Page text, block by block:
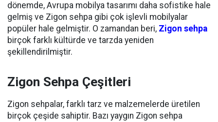
dönemde, Avrupa mobilya tasarımı daha sofistike hale
gelmiş ve Zigon sehpa gibi çok işlevli mobilyalar
popüler hale gelmiştir. O zamandan beri, Zigon sehpa
birçok farklı kültürde ve tarzda yeniden
şekillendirilmiştir.
Zigon Sehpa Çeşitleri
Zigon sehpalar, farklı tarz ve malzemelerde üretilen
birçok çeşide sahiptir. Bazı yaygın Zigon sehpa